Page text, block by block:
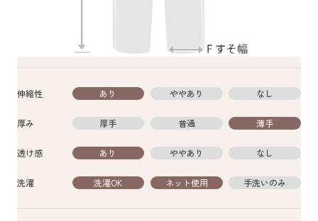
伸縮性 あり ややあり なし
厚み 厚手 普通 薄手
透け感 あり ややあり なし
洗濯 洗濯OK ネット使用 手洗いのみ